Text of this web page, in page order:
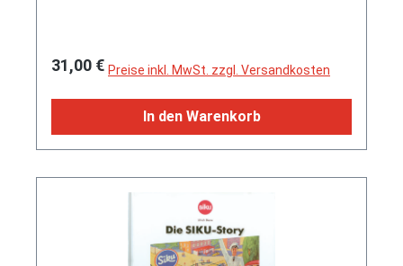
den Seiten des Fahrerhauses und auf den
Rolläden unbedruckt, Bpr. mit Adresse, Druck
Chargennummer in grau auf dem Chassis, C36,
ca. 1:89; Mercedes-Benz Sprinter II (NCV 3,
Baureihe W 906, Modell 2006-2013)
Kastenwagen Ambulance (Rettungswagen),
reinweiß, innen reinweiß, Lenkrad integriert,
Druck AMBULANS in hell-verkehrsrot und hell-
verkehrsroter Streifen oben sowie hell-
Regulärer Preis:
31,00 € Preise inkl. MwSt. zzgl. Versandkosten
In den Warenkorb